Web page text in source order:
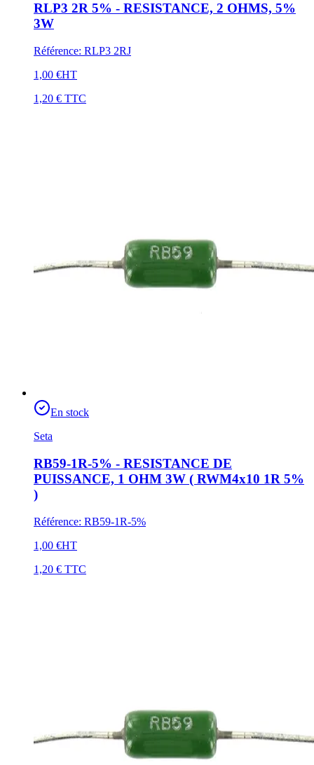
RLP3 2R 5% - RESISTANCE, 2 OHMS, 5%
3W
Référence: RLP3 2RJ
1,00 €HT
1,20 € TTC
En stock
Seta
RB59-1R-5% - RESISTANCE DE
PUISSANCE, 1 OHM 3W ( RWM4x10 1R 5%
)
Référence: RB59-1R-5%
1,00 €HT
1,20 € TTC